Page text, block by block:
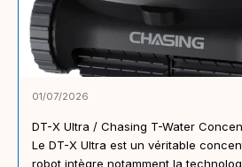
01/07/2026
DT-X Ultra / Chasing T-Water
Le DT-X Ultra est un véritable
robot intègre notamment la